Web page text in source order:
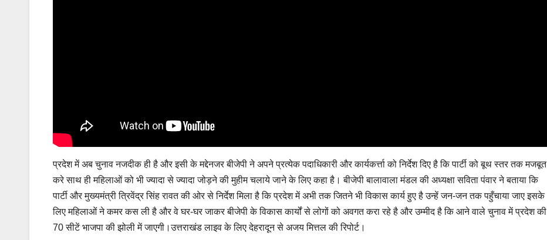
प्रदेश में अब चुनाव नजदीक ही है और इसी के मद्देनजर बीजेपी ने अपने प्रत्येक पदाधिकारी और कार्यकर्त्ता को निर्देश दिए है कि पार्टी को बूथ स्तर तक मजबूत
करे साथ ही महिलाओं को भी ज्यादा से ज्यादा जोड़ने की मुहीम चलाये जाने के लिए कहा है। बीजेपी बालावाला मंडल की अध्यक्षा सविता पंवार ने बताया कि
पार्टी और मुख्यमंत्री त्रिवेंद्र सिंह रावत की ओर से निर्देश मिला है कि प्रदेश में अभी तक जितने भी विकास कार्य हुए है उन्हें जन-जन तक पहुँचाया जाए इसके
लिए महिलाओं ने कमर कस ली है और वे घर-घर जाकर बीजेपी के विकास कार्यों से लोगों को अवगत करा रहे है और उम्मीद है कि आने वाले चुनाव में प्रदेश की
70 सीटें भाजपा की झोली में जाएगी।उत्तराखंड लाइव के लिए देहरादून से अजय मित्तल की रिपोर्ट।